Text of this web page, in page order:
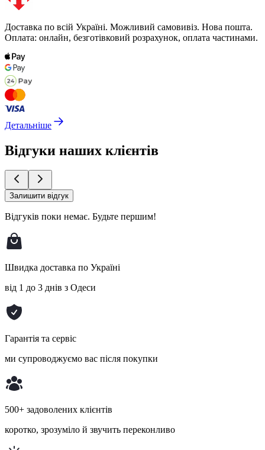
Доставка по всій Україні. Можливий самовивіз. Нова пошта.
Оплата: онлайн, безготівковий розрахунок, оплата частинами.
Детальніше
Відгуки наших клієнтів
Залишити відгук
Відгуків поки немає. Будьте першим!
Швидка доставка по Україні
від 1 до 3 днів з Одеси
Гарантія та сервіс
ми супроводжуємо вас після покупки
500+ задоволених клієнтів
коротко, зрозуміло й звучить переконливо